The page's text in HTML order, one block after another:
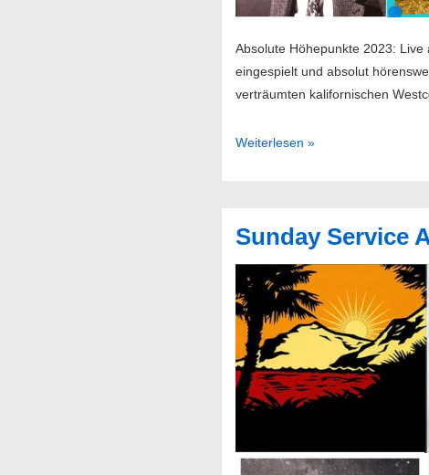
Absolute Höhepunkte 2023:
eingespielt und absolut
verträumten kalifornischen
Best
Weiterlesen »
Sunday Service